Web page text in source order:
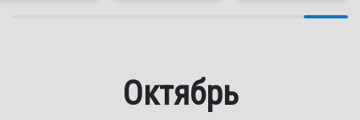
Октябрь